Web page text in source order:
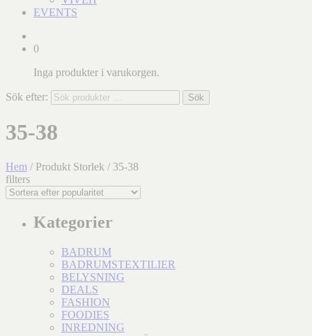
EVENTS
0
Inga produkter i varukorgen.
Sök efter: Sök
35-38
Hem / Produkt Storlek / 35-38
filters
Kategorier
BADRUM
BADRUMSTEXTILIER
BELYSNING
DEALS
FASHION
FOODIES
INREDNING